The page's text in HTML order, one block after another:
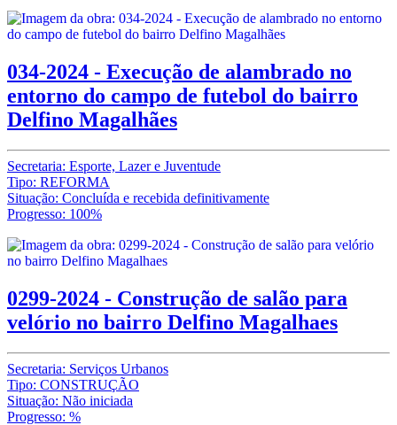
034-2024 - Execução de alambrado no
entorno do campo de futebol do bairro
Delfino Magalhães
Secretaria: Esporte, Lazer e Juventude
Tipo: REFORMA
Situação: Concluída e recebida definitivamente
Progresso: 100%
0299-2024 - Construção de salão para
velório no bairro Delfino Magalhaes
Secretaria: Serviços Urbanos
Tipo: CONSTRUÇÃO
Situação: Não iniciada
Progresso: %